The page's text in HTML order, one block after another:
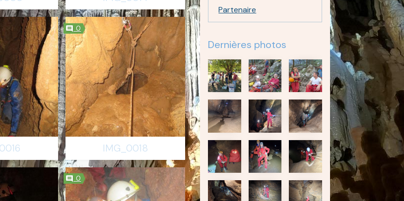
0
IMG_0018
0
Partenaire
Dernières photos